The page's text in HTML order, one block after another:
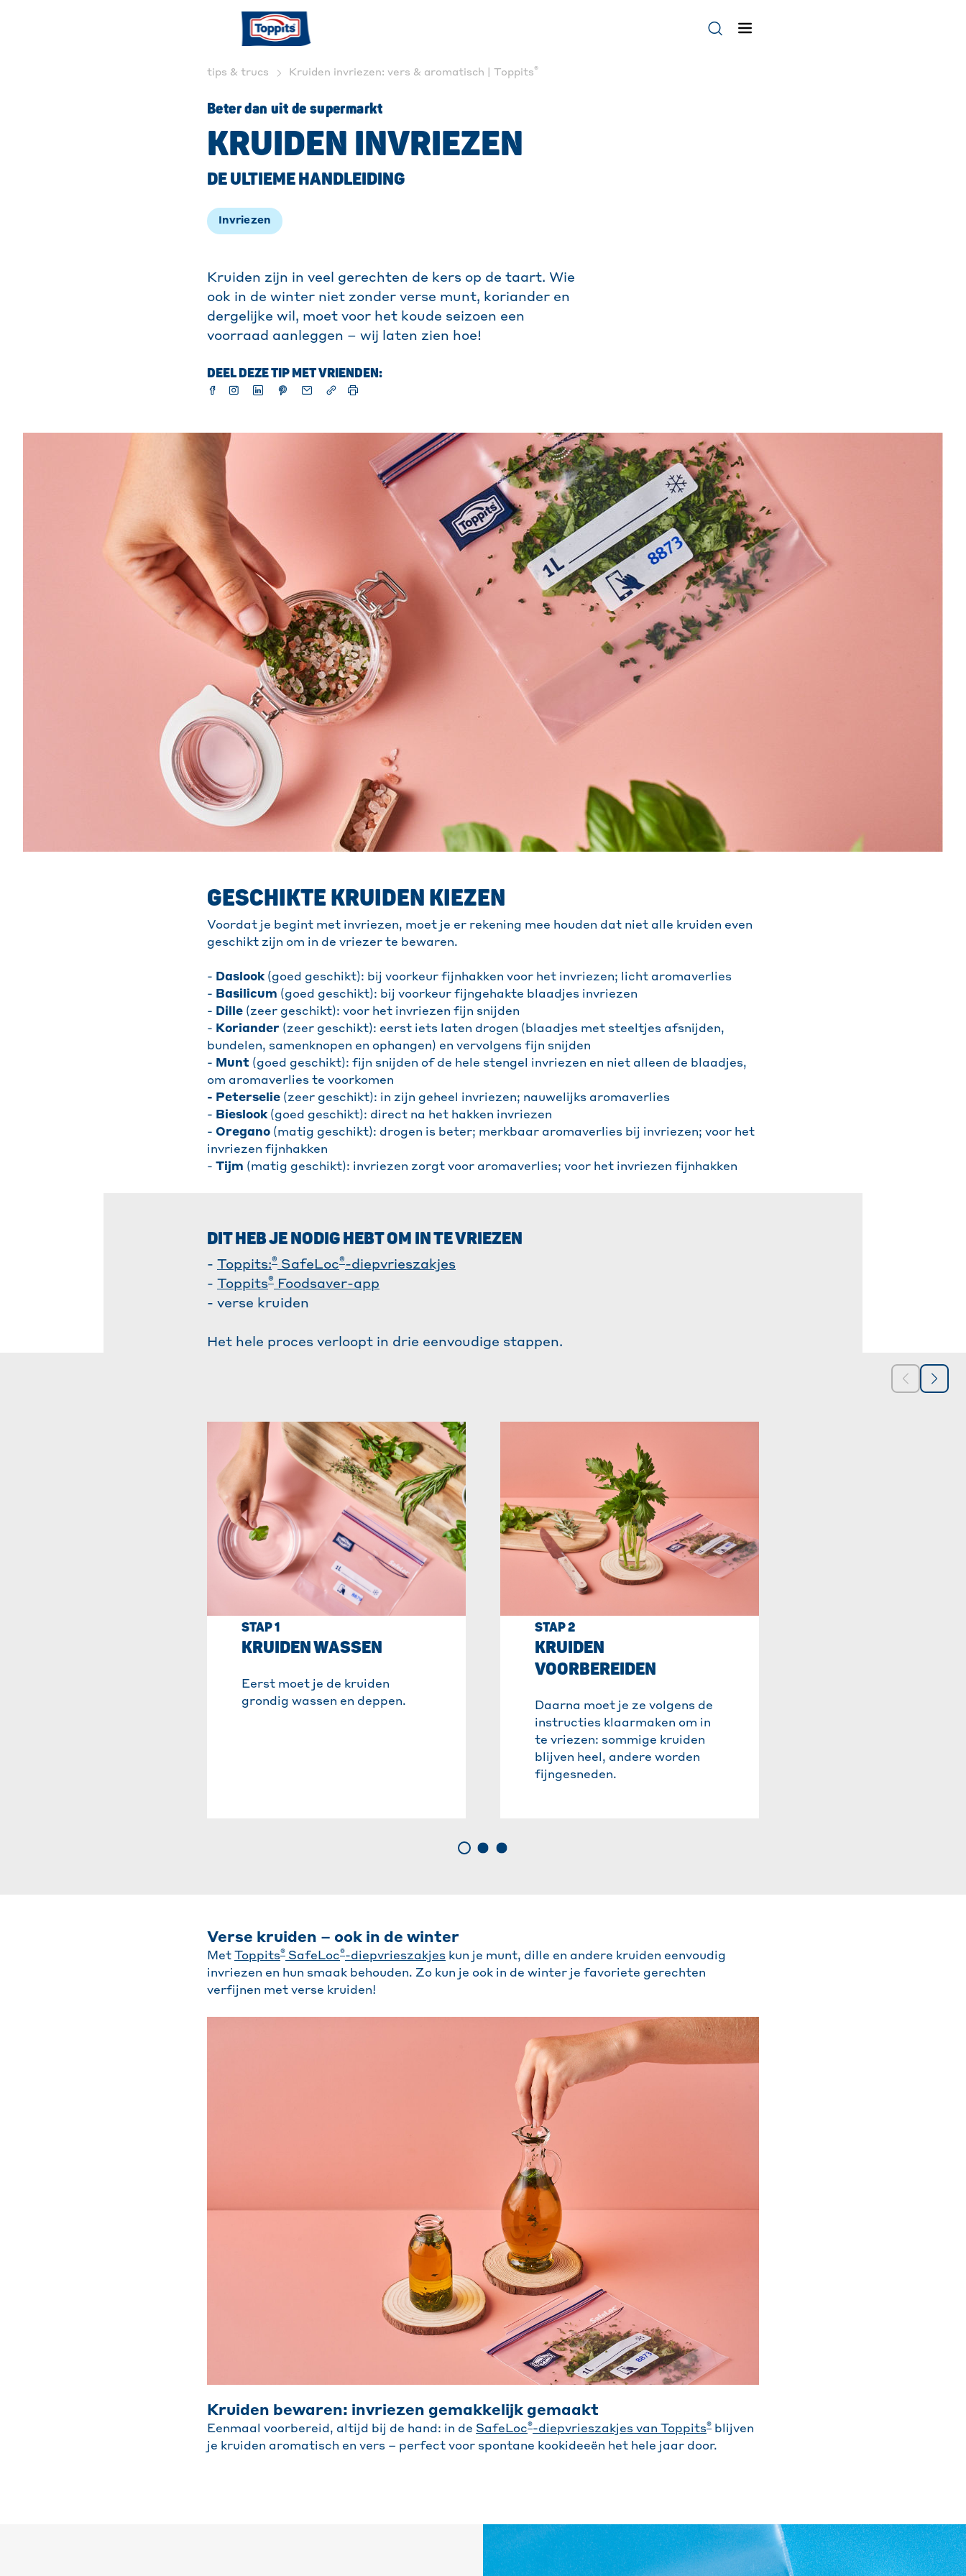
tips & trucs Kruiden invriezen: vers & aromatisch | Toppits®
Beter dan uit de supermarkt
KRUIDEN INVRIEZEN
DE ULTIEME HANDLEIDING
Invriezen
Kruiden zijn in veel gerechten de kers op de taart. Wie
ook in de winter niet zonder verse munt, koriander en
dergelijke wil, moet voor het koude seizoen een
voorraad aanleggen – wij laten zien hoe!
DEEL DEZE TIP MET VRIENDEN:
GESCHIKTE KRUIDEN KIEZEN
Voordat je begint met invriezen, moet je er rekening mee houden dat niet alle kruiden even
geschikt zijn om in de vriezer te bewaren.
- Daslook (goed geschikt): bij voorkeur fijnhakken voor het invriezen; licht aromaverlies
- Basilicum (goed geschikt): bij voorkeur fijngehakte blaadjes invriezen
- Dille (zeer geschikt): voor het invriezen fijn snijden
- Koriander (zeer geschikt): eerst iets laten drogen (blaadjes met steeltjes afsnijden,
bundelen, samenknopen en ophangen) en vervolgens fijn snijden
- Munt (goed geschikt): fijn snijden of de hele stengel invriezen en niet alleen de blaadjes,
om aromaverlies te voorkomen
- Peterselie (zeer geschikt): in zijn geheel invriezen; nauwelijks aromaverlies
- Bieslook(goed geschikt): direct na het hakken invriezen
- Oregano (matig geschikt): drogen is beter; merkbaar aromaverlies bij invriezen; voor het
invriezen fijnhakken
- Tijm (matig geschikt): invriezen zorgt voor aromaverlies; voor het invriezen fijnhakken
DIT HEB JE NODIG HEBT OM IN TE VRIEZEN
- Toppits:® SafeLoc®-diepvrieszakjes
- Toppits®
Foodsaver-app
- verse kruiden
Het hele proces verloopt in drie eenvoudige stappen.
STAP 1
KRUIDEN WASSEN
Eerst moet je de kruiden
grondig wassen en deppen.
STAP 2
KRUIDEN
VOORBEREIDEN
Daarna moet je ze volgens de
instructies klaarmaken om in
te vriezen: sommige kruiden
blijven heel, andere worden
fijngesneden.
Verse kruiden – ook in de winter
Met Toppits® SafeLoc®-diepvrieszakjes kun je munt, dille en andere kruiden eenvoudig
invriezen en hun smaak behouden. Zo kun je ook in de winter je favoriete gerechten
verfijnen met verse kruiden!
Kruiden bewaren: invriezen gemakkelijk gemaakt
Eenmaal voorbereid, altijd bij de hand: in de SafeLoc®-diepvrieszakjes van Toppits® blijven
je kruiden aromatisch en vers – perfect voor spontane kookideeën het hele jaar door.